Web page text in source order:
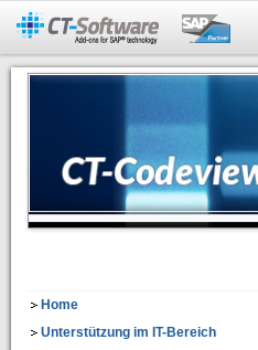
Add-Ons für SAP®-Systeme
=> Analyse und Doku für SAP® BW
Dokumentation -> Backend Objekte
Dokumentation -> Frontend Objekte
Software-Assistenten
Home
Unterstützung im IT-Bereich